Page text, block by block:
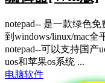
notepad-- 是一款绿色
到windows/linux/mac全
notepad--可以支持国产
uos和苹果os系统 ...
电脑软件